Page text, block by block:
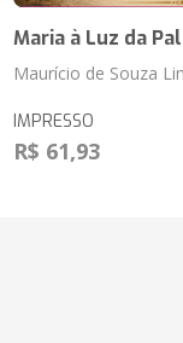
Maria à Luz da
Maurício de Souza
IMPRESSO
R$ 61,93